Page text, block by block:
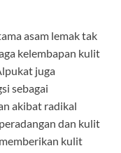
asam lemak tak
kelembapan kulit
juga
sebagai
akibat radikal
dan kulit
kulit